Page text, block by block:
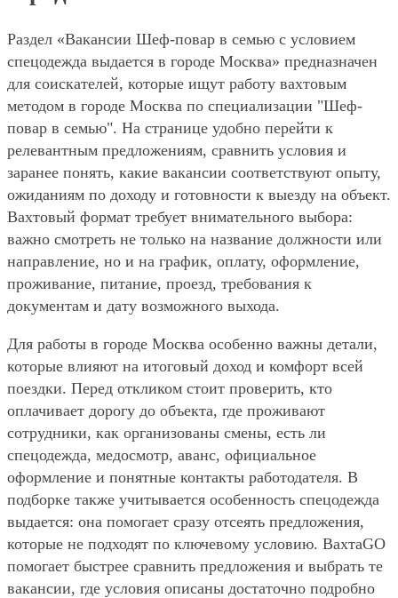
Раздел «Вакансии Шеф-повар в семью с условием
спецодежда выдается в городе Москва» предназначен
для соискателей, которые ищут работу вахтовым
методом в городе Москва по специализации "Шеф-
повар в семью". На странице удобно перейти к
релевантным предложениям, сравнить условия и
заранее понять, какие вакансии соответствуют опыту,
ожиданиям по доходу и готовности к выезду на объект.
Вахтовый формат требует внимательного выбора:
важно смотреть не только на название должности или
направление, но и на график, оплату, оформление,
проживание, питание, проезд, требования к
документам и дату возможного выхода.
Для работы в городе Москва особенно важны детали,
которые влияют на итоговый доход и комфорт всей
поездки. Перед откликом стоит проверить, кто
оплачивает дорогу до объекта, где проживают
сотрудники, как организованы смены, есть ли
спецодежда, медосмотр, аванс, официальное
оформление и понятные контакты работодателя. В
подборке также учитывается особенность спецодежда
выдается: она помогает сразу отсеять предложения,
которые не подходят по ключевому условию. ВахтаGO
помогает быстрее сравнить предложения и выбрать те
вакансии, где условия описаны достаточно подробно